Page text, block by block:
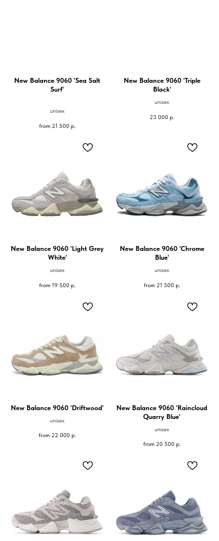
New Balance 9060 'Sea Salt
Surf'
unisex
from 21 500 р.
New Balance 9060 'Triple
Black'
unisex
23 000 р.
New Balance 9060 'Light Grey
White'
unisex
from 19 500 р.
New Balance 9060 'Chrome
Blue'
unisex
from 21 500 р.
New Balance 9060 'Driftwood'
unisex
from 22 000 р.
New Balance 9060 'Raincloud
Quarry Blue'
unisex
from 20 500 р.